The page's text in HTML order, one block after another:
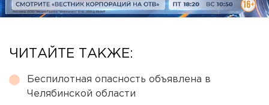
ЧИТАЙТЕ ТАКЖЕ:
Беспилотная опасность объявлена в
Челябинской области